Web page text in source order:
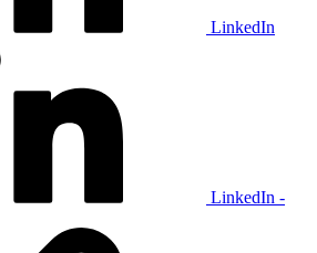
LinkedIn
LinkedIn -